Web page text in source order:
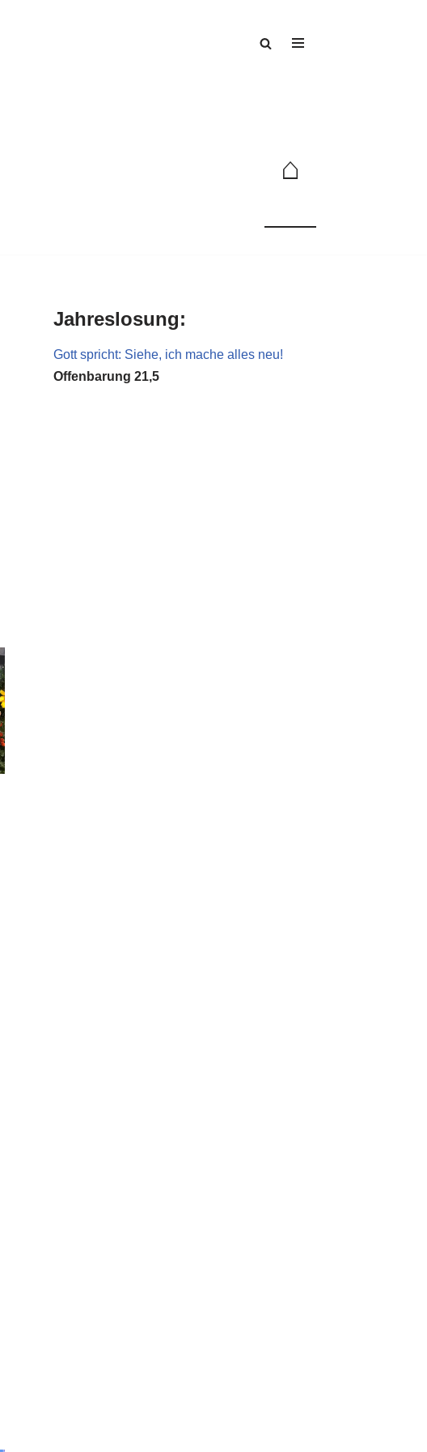
⌂
Jahreslosung:
Gott spricht: Siehe, ich mache alles neu!
Offenbarung 21,5